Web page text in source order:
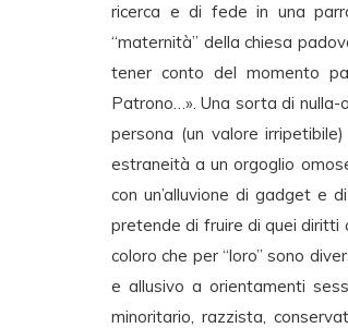
ricerca e di fede in una
“maternità” della chiesa
tener conto del momento
Patrono…». Una sorta di
persona (un valore
estraneità a un orgoglio
con un’alluvione di gadget e
pretende di fruire di quei diritti
coloro che per “loro” sono
e allusivo a orientamenti
minoritario, razzista,